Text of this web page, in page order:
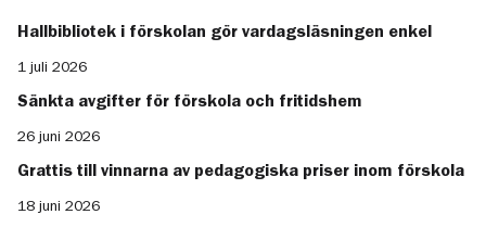
Hallbibliotek i förskolan gör vardagsläsningen enkel
1 juli 2026
Sänkta avgifter för förskola och fritidshem
26 juni 2026
Grattis till vinnarna av pedagogiska priser inom förskola
18 juni 2026